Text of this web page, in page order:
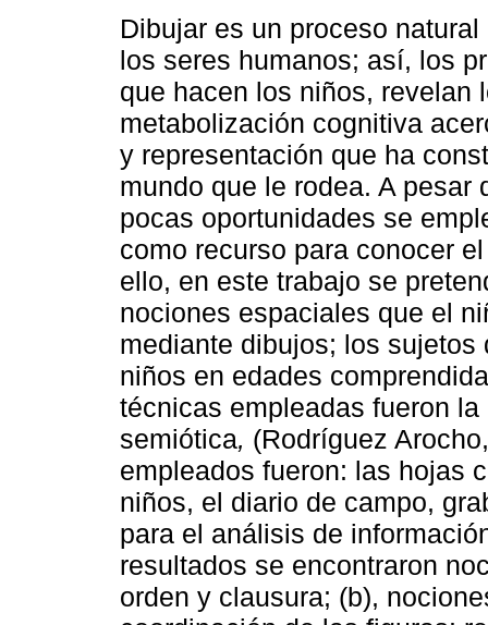
Dibujar es un proceso
los seres humanos; así, los
que hacen los niños, revelan
metabolización cognitiva
y representación que ha
mundo que le rodea. A pesar
pocas oportunidades se
como recurso para conocer
ello, en este trabajo se
nociones espaciales que el
mediante dibujos; los
niños en edades
técnicas empleadas fueron
semiótica, (Rodríguez
empleados fueron: las hojas
niños, el diario de campo,
para el análisis de
resultados se encontraron
orden y clausura; (b),